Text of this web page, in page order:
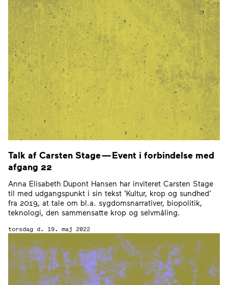
Talk af Carsten Stage — Event i forbindelse med
afgang 22
Anna Elisabeth Dupont Hansen har inviteret Carsten Stage
til med udgangspunkt i sin tekst ‘Kultur, krop og sundhed’
fra 2019, at tale om bl.a. sygdomsnarrativer, biopolitik,
teknologi, den sammensatte krop og selvmåling.
torsdag d. 19. maj 2022